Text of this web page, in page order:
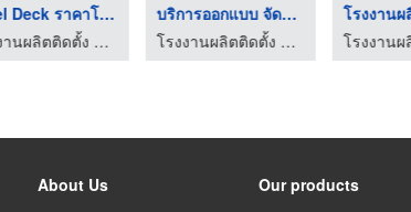
Steel Deck ราคาโรงงา ...
โรงงานผลิตติดตั้ง Steel Deck
บริการออกแบบ จัดทำแบ ...
โรงงานผลิตติดตั้ง Steel Deck
About Us Our products